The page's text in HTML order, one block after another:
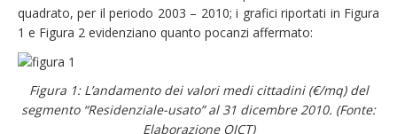
quadrato, per il periodo 2003 – 2010; i grafici riportati in Figura
1 e Figura 2 evidenziano quanto pocanzi affermato:
Figura 1: L’andamento dei valori medi cittadini (€/mq) del
segmento “Residenziale-usato” al 31 dicembre 2010. (Fonte:
Elaborazione OICT)